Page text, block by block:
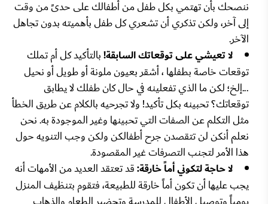
ننصحك بأن تهتمي بكل طفل من أطفالك على حدىً من وقت
إلى آخر، ولكن تذكري أن تشعري كل طفل بأهميته بدون تجاهل
الآخر.
لا تعيشي على توقعاتك السابقة!بالتأكيد كل أم تملك
توقعات خاصة بطفلها ، أشقر بعيون ملونة أو طويل أو نحيل
...إلخ؛ لكن ما الذي تفعلينه في حال كان طفلك لا يطابق
توقعاتك؟ تحبينه بكل تأكيد! ولا تجرحيه بالكلام عن طريق الخطأ
مثل التكلم عن الصفات التي تحبينها وغير الموجودة به. نحن
نعلم أنكن لن تتقصدن جرح أطفالكن ولكن وجب التنويه حول
هذا الأمر لتجنب التصرفات غير المقصودة.
لا حاجة لتكوني أماً خارقة:قد تعتقد العديد من الأمهات أنه
يجب عليها أن تكون أماً خارقة للطبيعة، فتقوم بتنظيف المنزل